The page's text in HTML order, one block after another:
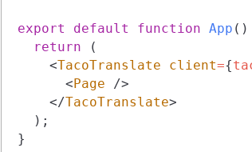
export default function App ( )
return
(
<TacoTranslate client={
<Page
/>
</TacoTranslate>
) ;
}